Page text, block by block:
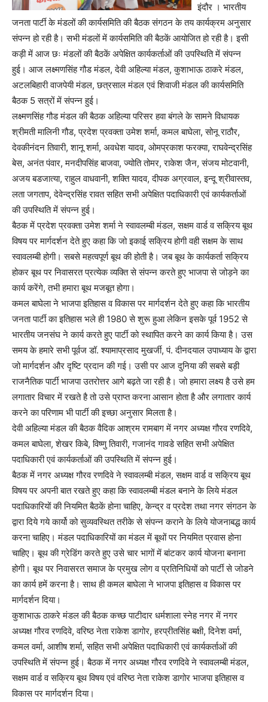
इंदौर । भारतीय
जनता पार्टी के मंडलों की कार्यसमिति की बैठक संगठन के तय कार्यक्रम अनुसार
संपन्न हो रही है। सभी मंडलों में कार्यसमिति की बैठकें आयोजित हो रही है। इसी
कड़ी में आज छः मंडलों की बैठकें अपेक्षित कार्यकर्ताओं की उपस्थिति में संपन्न
हुई। आज लक्ष्मणसिंह गौड मंडल, देवी अहिल्या मंडल, कुशाभाऊ ठाकरे मंडल,
अटलबिहारी वाजपेयी मंडल, छत्रसाल मंडल एवं शिवाजी मंडल की कार्यसमिति
बैठक 5 सत्रों में संपन्न हुई।
लक्ष्मणसिंह गौड मंडल की बैठक अहिल्या परिसर हवा बंगले के सामने विधायक
श्रीमती मालिनी गौड, प्रदेश प्रवक्ता उमेश शर्मा, कमल बाघेला, सोनू राठौर,
देवकीनंदन तिवारी, शानू शर्मा, अवधेश यादव, ओमप्रकाश फरक्या, राघवेन्द्रसिंह
बेस, अनंत पंवार, मनदीपसिंह बाजवा, ज्योति तोमर, राकेश जैन, संजय मोटवानी,
अजय बडजात्या, राहुल वाधवानी, शक्ति यादव, दीपक अग्रवाल, इन्दू श्रीवास्तव,
लता जगताप, देवेन्द्रसिंह रावत सहित सभी अपेक्षित पदाधिकारी एवं कार्यकर्ताओं
की उपस्थिति में संपन्न हुई।
बैठक में प्रदेश प्रवक्ता उमेश शर्मा ने स्वावलम्बी मंडल, सक्षम वार्ड व सक्रिय बूथ
विषय पर मार्गदर्शन देते हुए कहा कि जो इकाई सक्रिय होगी वही सक्षम के साथ
स्वावलम्बी होगी। सबसे महत्वपूर्ण बूथ की होती है। जब बूथ के कार्यकर्ता सक्रिय
होकर बूथ पर निवासरत प्रत्येक व्यक्ति से संपन्न करते हुए भाजपा से जोड़ने का
कार्य करेंगे, तभी हमारा बूथ मजबूत होगा।
कमल बाघेला ने भाजपा इतिहास व विकास पर मार्गदर्शन देते हुए कहा कि भारतीय
जनता पार्टी का इतिहास भले ही 1980 से शुरू हुआ लेकिन इसके पूर्व 1952 से
भारतीय जनसंघ ने कार्य करते हुए पार्टी को स्थापित करने का कार्य किया है। उस
समय के हमारे सभी पूर्वज डॉ. श्यामाप्रसाद मुखर्जी, पं. दीनदयाल उपाध्याय के द्वारा
जो मार्गदर्शन और दृष्टि प्रदान की गई। उसी पर आज दुनिया की सबसे बड़ी
राजनैतिक पार्टी भाजपा उतरोत्तर आगे बढ़ते जा रही है। जो हमारा लक्ष्य है उसे हम
लगातार विचार में रखते है तो उसे प्राप्त करना आसान होता है और लगातार कार्य
करने का परिणाम भी पार्टी की इच्छा अनुसार मिलता है।
देवी अहिल्या मंडल की बैठक वैदिक आश्रम रामबाग में नगर अध्यक्ष गौरव रणदिवे,
कमल बाघेला, शेखर किबे, विष्णु तिवारी, गजानंद गावडे सहित सभी अपेक्षित
पदाधिकारी एवं कार्यकर्ताओं की उपस्थिति में संपन्न हुई।
बैठक में नगर अध्यक्ष गौरव रणदिवे ने स्वावलम्बी मंडल, सक्षम वार्ड व सक्रिय बूथ
विषय पर अपनी बात रखते हुए कहा कि स्वावलम्बी मंडल बनाने के लिये मंडल
पदाधिकारियों की नियमित बैठकें होना चाहिए, केन्द्र व प्रदेश तथा नगर संगठन के
द्वारा दिये गये कार्यो को सुव्यवस्थित तरीके से संपन्न कराने के लिये योजनाबद्ध कार्य
करना चाहिए। मंडल पदाधिकारियों का मंडल में बूथों पर नियमित प्रवास होना
चाहिए। बूथ की ग्रेडिंग करते हुए उसे चार भागों में बांटकर कार्य योजना बनाना
होगी। बूथ पर निवासरत समाज के प्रमुख लोग व प्रतिनिधियों को पार्टी से जोडने
का कार्य हमें करना है। साथ ही कमल बाघेला ने भाजपा इतिहास व विकास पर
मार्गदर्शन दिया।
कुशाभाऊ ठाकरे मंडल की बैठक कच्छ पाटीदार धर्मशाला स्नेह नगर में नगर
अध्यक्ष गौरव रणदिवे, वरिष्ठ नेता राकेश डागोर, हरप्रीतसिंह बक्षी, दिनेश वर्मा,
कमल वर्मा, आशीष शर्मा, सहित सभी अपेक्षित पदाधिकारी एवं कार्यकर्ताओं की
उपस्थिति में संपन्न हुई। बैठक में नगर अध्यक्ष गौरव रणदिवे ने स्वावलम्बी मंडल,
सक्षम वार्ड व सक्रिय बूथ विषय एवं वरिष्ठ नेता राकेश डागोर भाजपा इतिहास व
विकास पर मार्गदर्शन दिया।